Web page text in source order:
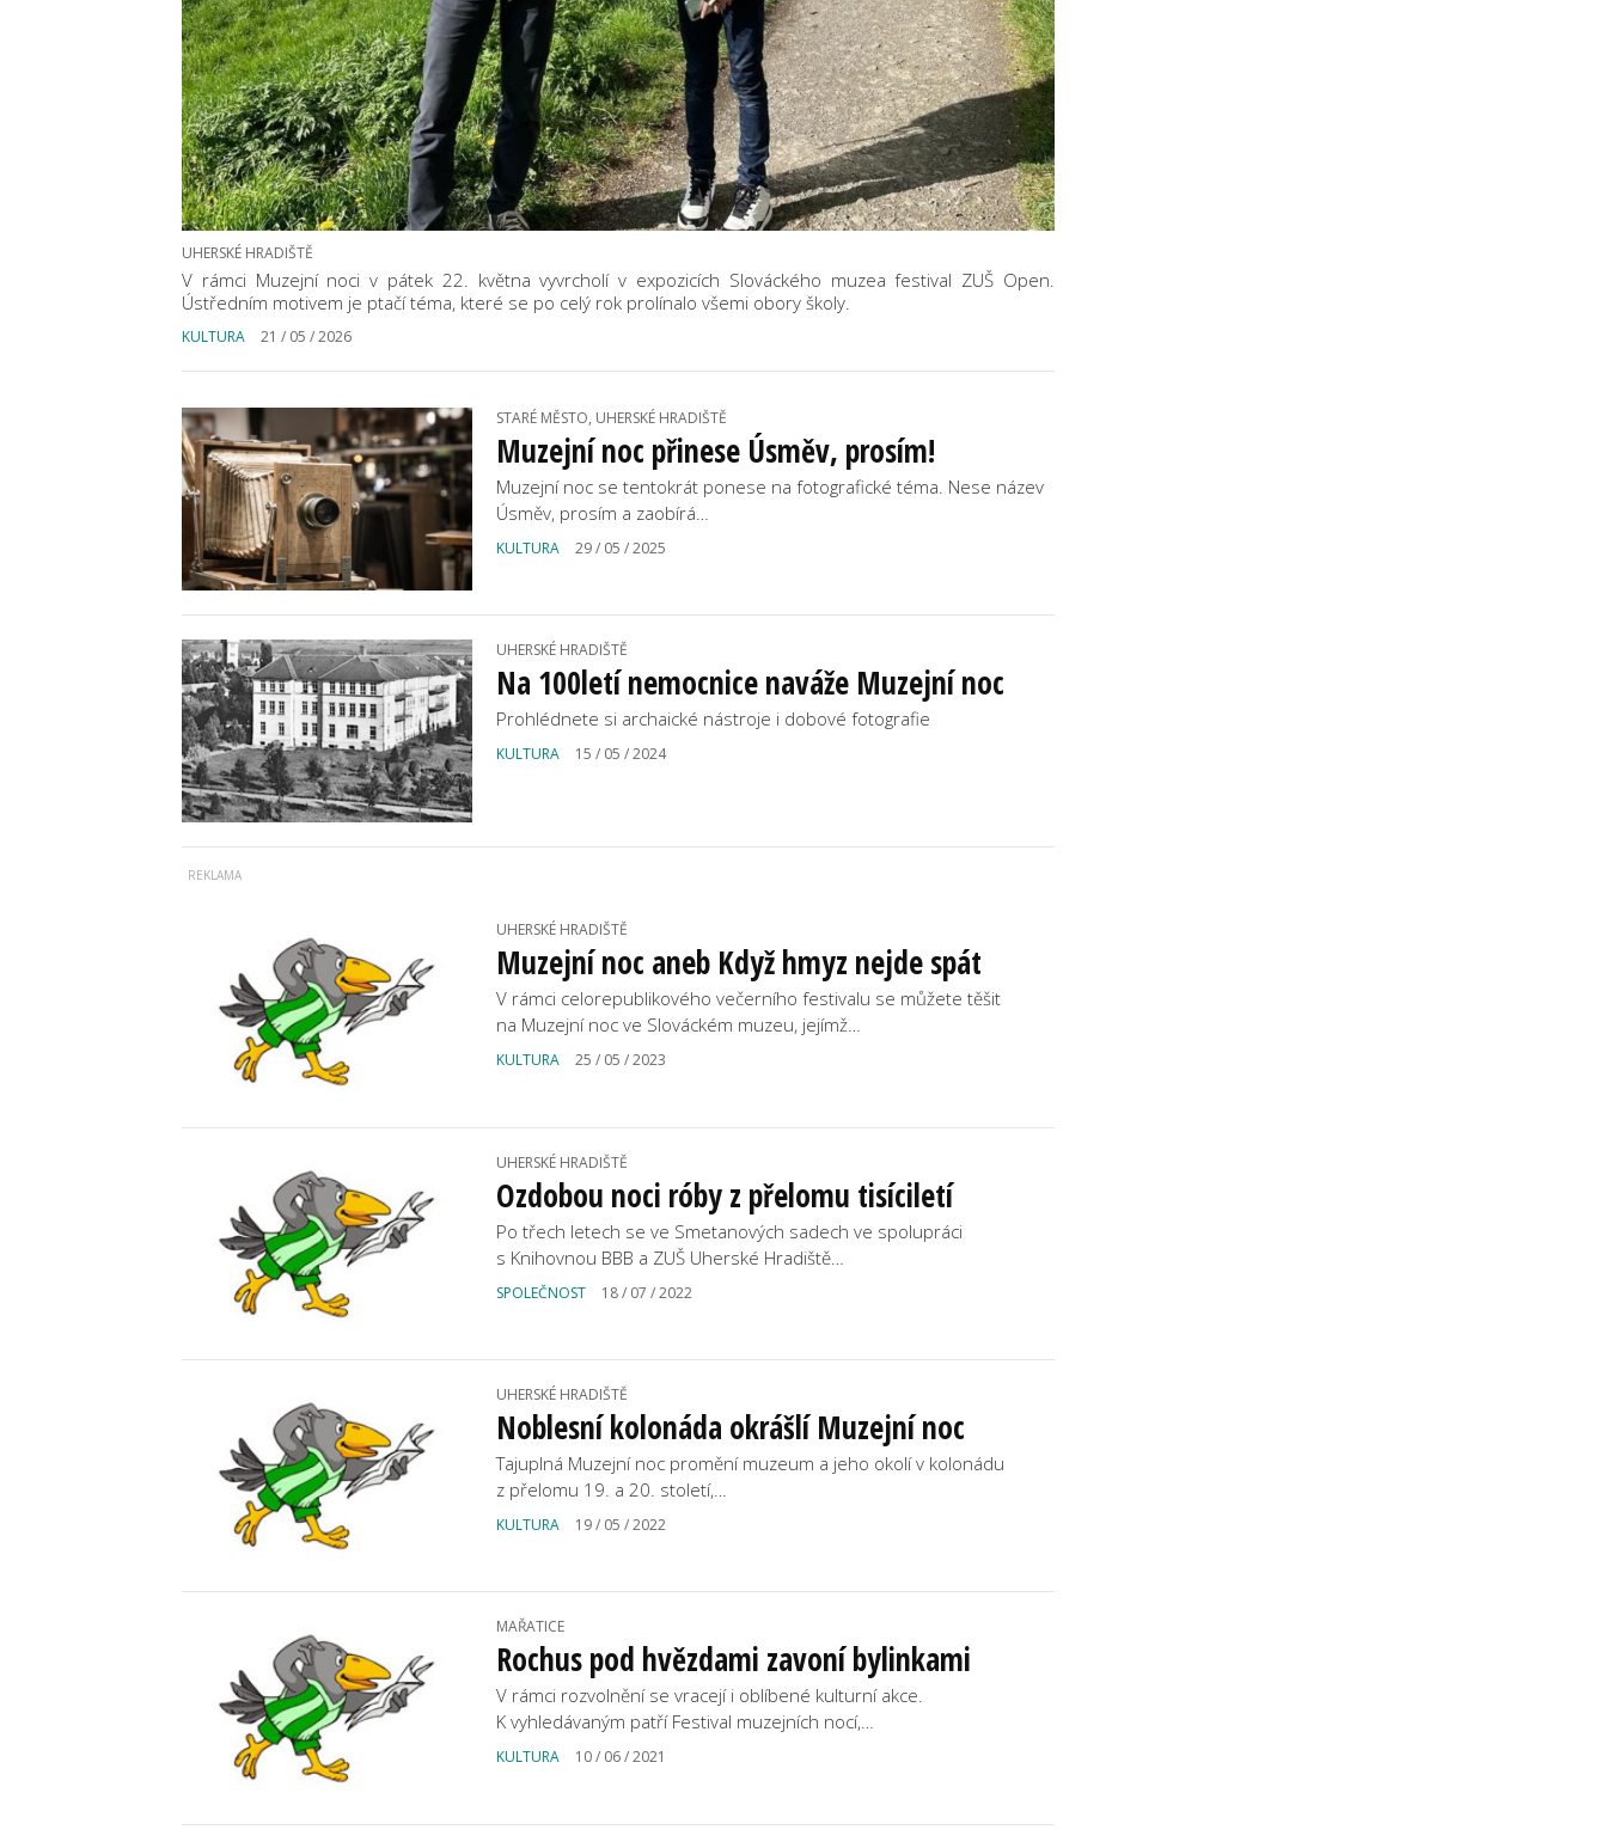
UHERSKÉ HRADIŠTĚ
V rámci Muzejní noci v pátek 22. května vyvrcholí v expozicích Slováckého muzea festival ZUŠ Open.
Ústředním motivem je ptačí téma, které se po celý rok prolínalo všemi obory školy.
KULTURA 21 / 05 / 2026
STARÉ MĚSTO, UHERSKÉ HRADIŠTĚ
Muzejní noc přinese Úsměv, prosím!
Muzejní noc se tentokrát ponese na fotografické téma. Nese název
Úsměv, prosím a zaobírá…
KULTURA 29 / 05 / 2025
UHERSKÉ HRADIŠTĚ
Na 100letí nemocnice naváže Muzejní noc
Prohlédnete si archaické nástroje i dobové fotografie
KULTURA 15 / 05 / 2024
UHERSKÉ HRADIŠTĚ
Muzejní noc aneb Když hmyz nejde spát
V rámci celorepublikového večerního festivalu se můžete těšit
na Muzejní noc ve Slováckém muzeu, jejímž…
KULTURA 25 / 05 / 2023
UHERSKÉ HRADIŠTĚ
Ozdobou noci róby z přelomu tisíciletí
Po třech letech se ve Smetanových sadech ve spolupráci
s Knihovnou BBB a ZUŠ Uherské Hradiště…
SPOLEČNOST 18 / 07 / 2022
UHERSKÉ HRADIŠTĚ
Noblesní kolonáda okrášlí Muzejní noc
Tajuplná Muzejní noc promění muzeum a jeho okolí v kolonádu
z přelomu 19. a 20. století,…
KULTURA 19 / 05 / 2022
MAŘATICE
Rochus pod hvězdami zavoní bylinkami
V rámci rozvolnění se vracejí i oblíbené kulturní akce.
K vyhledávaným patří Festival muzejních nocí,…
KULTURA 10 / 06 / 2021